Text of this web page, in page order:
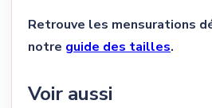
Retrouve les mensurations
notre guide des tailles.
Voir aussi